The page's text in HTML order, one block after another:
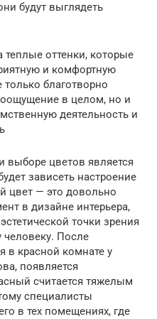
будут выглядеть
оттенки, которые
и комфортную
благотворно
в целом, но и
деятельность и
цветов является
зависеть настроение
цвет — это довольно
в дизайне интерьера,
точки зрения
человеку. После
в красной комнате у
появляется
считается тяжелым
специалисты
в тех помещениях, где